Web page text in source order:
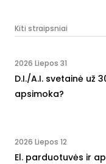
Kiti straipsniai
2026 Liepos 31
D.I./A.I. svetainė už
apsimoka?
2026 Liepos 12
El. parduotuvės ir